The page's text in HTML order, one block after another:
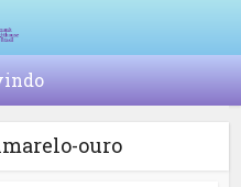
ouro